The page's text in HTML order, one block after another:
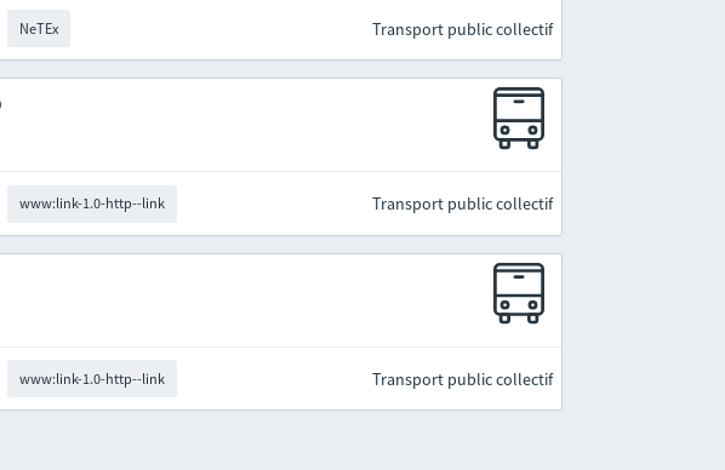
NeTEx Transport public collectif
www:link-1.0-http--link Transport public collectif
www:link-1.0-http--link Transport public collectif